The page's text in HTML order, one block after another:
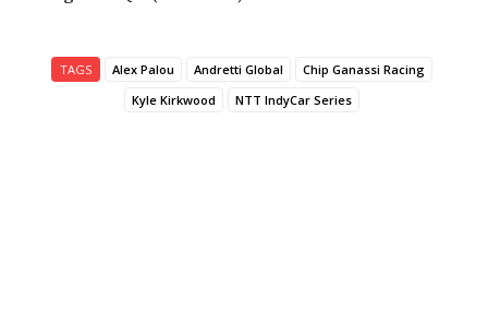
TAGS Alex Palou Andretti Global
Chip Ganassi Racing
Kyle Kirkwood
NTT IndyCar Series